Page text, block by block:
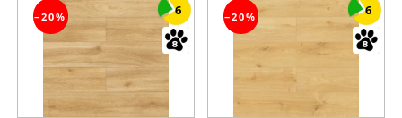
−20% 6 −20% 6